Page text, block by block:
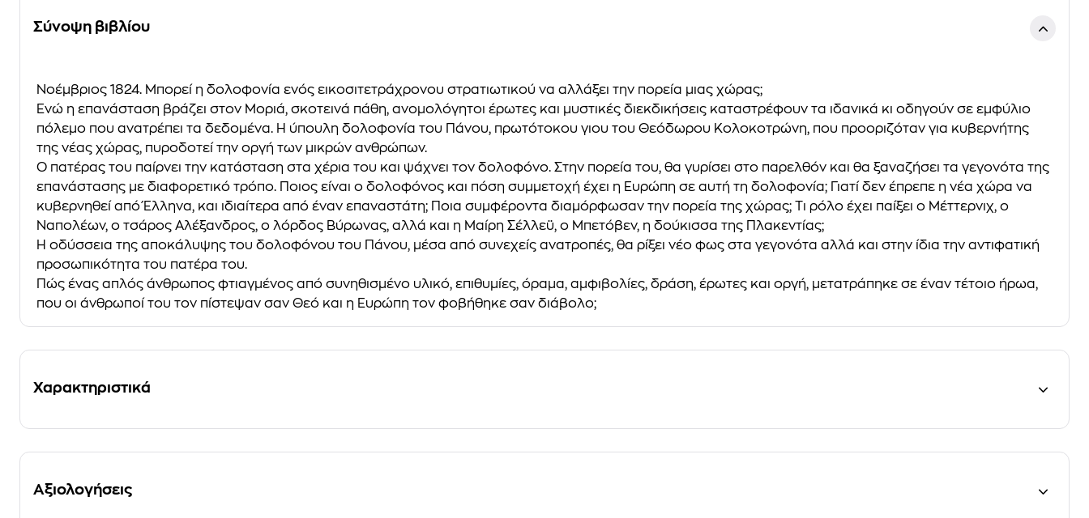
Σύνοψη βιβλίου
Νοέµβριος 1824. Μπορεί η δολοφονία ενός εικοσιτετράχρονου στρατιωτικού να αλλάξει την πορεία µιας χώρας;
Ενώ η επανάσταση βράζει στον Μοριά, σκοτεινά πάθη, ανοµολόγητοι έρωτες και µυστικές διεκδικήσεις καταστρέφουν τα ιδανικά κι οδηγούν σε εµφύλιο
πόλεµο που ανατρέπει τα δεδοµένα. Η ύπουλη δολοφονία του Πάνου, πρωτότοκου γιου του Θεόδωρου Κολοκοτρώνη, που προοριζόταν για κυβερνήτης
της νέας χώρας, πυροδοτεί την οργή των µικρών ανθρώπων.
Ο πατέρας του παίρνει την κατάσταση στα χέρια του και ψάχνει τον δολοφόνο. Στην πορεία του, θα γυρίσει στο παρελθόν και θα ξαναζήσει τα γεγονότα της
επανάστασης µε διαφορετικό τρόπο. Ποιος είναι ο δολοφόνος και πόση συµµετοχή έχει η Ευρώπη σε αυτή τη δολοφονία; Γιατί δεν έπρεπε η νέα χώρα να
κυβερνηθεί από Έλληνα, και ιδιαίτερα από έναν επαναστάτη; Ποια συµφέροντα διαµόρφωσαν την πορεία της χώρας; Τι ρόλο έχει παίξει ο Μέττερνιχ, ο
Ναπολέων, ο τσάρος Αλέξανδρος, ο λόρδος Βύρωνας, αλλά και η Μαίρη Σέλλεϋ, ο Μπετόβεν, η δούκισσα της Πλακεντίας;
Η οδύσσεια της αποκάλυψης του δολοφόνου του Πάνου, µέσα από συνεχείς ανατροπές, θα ρίξει νέο φως στα γεγονότα αλλά και στην ίδια την αντιφατική
προσωπικότητα του πατέρα του.
Πώς ένας απλός άνθρωπος φτιαγµένος από συνηθισµένο υλικό, επιθυµίες, όραµα, αµφιβολίες, δράση, έρωτες και οργή, µετατράπηκε σε έναν τέτοιο ήρωα,
που οι άνθρωποί του τον πίστεψαν σαν Θεό και η Ευρώπη τον φοβήθηκε σαν διάβολο;
Χαρακτηριστικά
Αξιολογήσεις